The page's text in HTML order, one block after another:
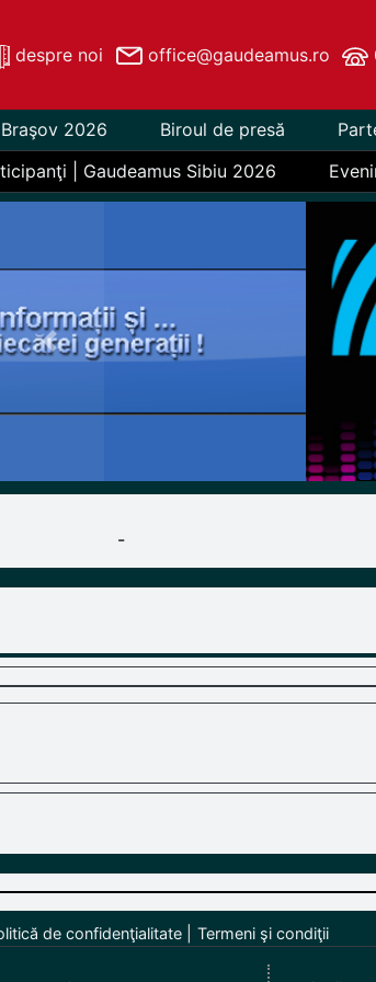
despre noi office@gaudeamus.ro
2026 Biroul de presă
| Gaudeamus Sibiu 2026
Previous
-
de confidenţialitate Termeni şi condiţii